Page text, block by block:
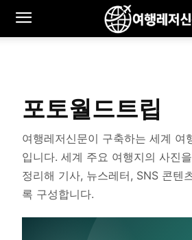
포토월드트립
여행레저신문이 구축하는 세계 여
입니다. 세계 주요 여행지의 사진
정리해 기사, 뉴스레터, SNS 콘텐
록 구성합니다.